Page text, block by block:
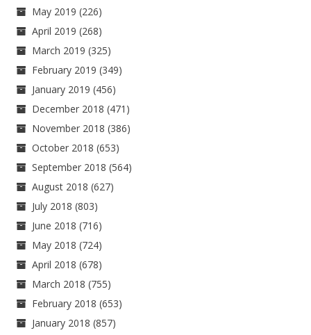
May 2019 (226)
April 2019 (268)
March 2019 (325)
February 2019 (349)
January 2019 (456)
December 2018 (471)
November 2018 (386)
October 2018 (653)
September 2018 (564)
August 2018 (627)
July 2018 (803)
June 2018 (716)
May 2018 (724)
April 2018 (678)
March 2018 (755)
February 2018 (653)
January 2018 (857)